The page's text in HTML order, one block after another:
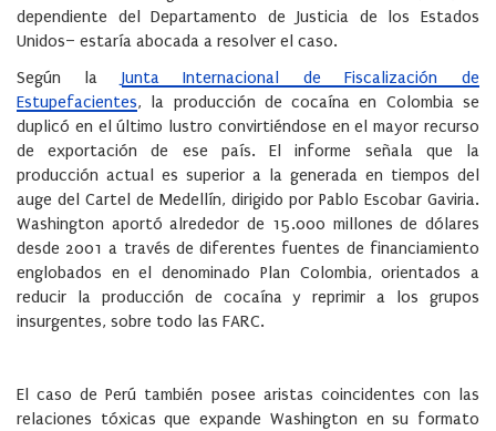
dependiente del Departamento de Justicia de los Estados
Unidos– estaría abocada a resolver el caso.
Según la Junta Internacional de Fiscalización de
Estupefacientes, la producción de cocaína en Colombia se
duplicó en el último lustro convirtiéndose en el mayor recurso
de exportación de ese país. El informe señala que la
producción actual es superior a la generada en tiempos del
auge del Cartel de Medellín, dirigido por Pablo Escobar Gaviria.
Washington aportó alrededor de 15.000 millones de dólares
desde 2001 a través de diferentes fuentes de financiamiento
englobados en el denominado Plan Colombia, orientados a
reducir la producción de cocaína y reprimir a los grupos
insurgentes, sobre todo las FARC.
El caso de Perú también posee aristas coincidentes con las
relaciones tóxicas que expande Washington en su formato